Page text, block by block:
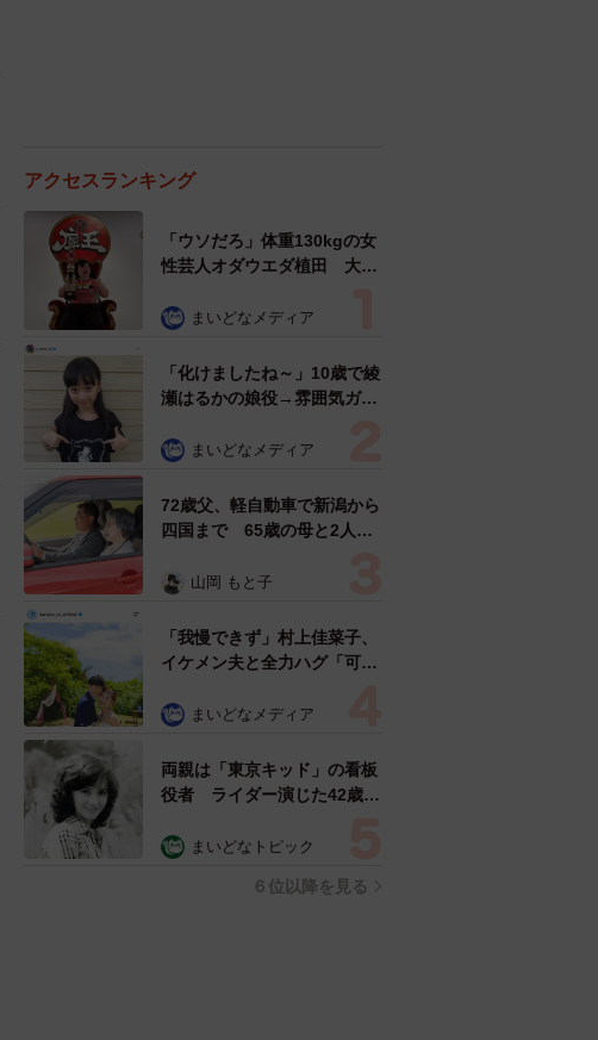
アクセスランキング
「ウソだろ」体重130kgの女
性芸人オダウエダ植田 大学
で」 まいどなメディア
「化けましたね～」10歳で綾
瀬はるかの娘役→雰囲気ガラ
雰囲気が」「宝塚に入れそ
まいどなメディア
72歳父、軽自動車で新潟から
四国まで 65歳の母と2人で
憩まで分刻み… 「大学生で
山岡 もと子
「我慢できず」村上佳菜子、
イケメン夫と全力ハグ「可愛
まいどなメディア
両親は「東京キッド」の看板
役者 ライダー演じた42歳元
ングフォト」計画を明言
まいどなトピック
６位以降を見る